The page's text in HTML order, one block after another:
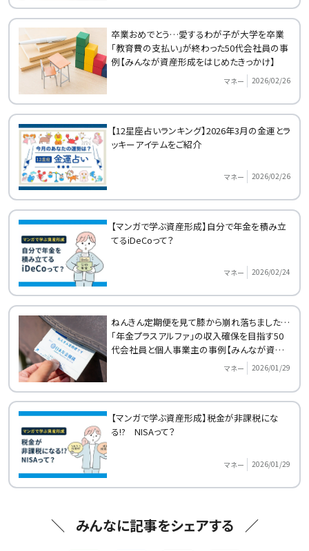
卒業おめでとう…愛するわが子が大学を卒業
「教育費の支払い」が終わった50代会社員の事
例【みんなが資産形成をはじめたきっかけ】
マネー 2026/02/26
【12星座占いランキング】2026年3月の金運とラ
ッキーアイテムをご紹介
マネー 2026/02/26
【マンガで学ぶ資産形成】自分で年金を積み立
てるiDeCoって？
マネー 2026/02/24
ねんきん定期便を見て膝から崩れ落ちました…
「年金プラスアルファ」の収入確保を目指す50
代会社員と個人事業主の事例【みんなが資産
マネー 2026/01/29
【マンガで学ぶ資産形成】税金が非課税にな
る!? NISAって？
マネー 2026/01/29
みんなに記事をシェアする